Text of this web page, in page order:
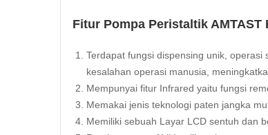
Fitur Pompa Peristaltik AMTAST
Terdapat fungsi dispensing unik,
kesalahan operasi manusia,
Mempunyai fitur Infrared yaitu fungsi
Memakai jenis teknologi paten jangka
Memiliki sebuah Layar LCD sentuh dan